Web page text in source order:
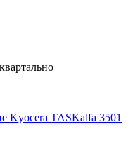
Kyocera TASKalfa 3501